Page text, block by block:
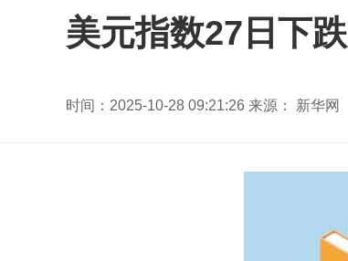
美元指数27日下跌
时间：2025-10-28 09:21:26 来源： 新华网